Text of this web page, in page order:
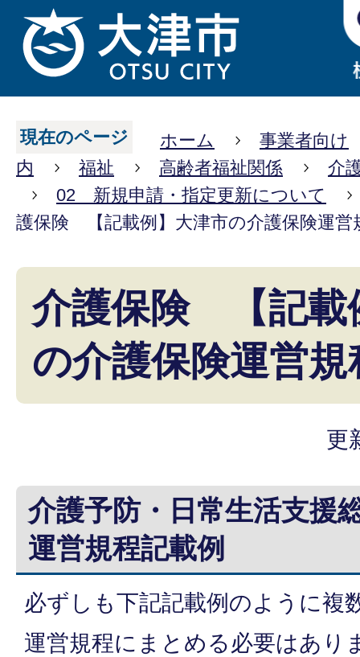
現在のページ ホーム
事業者向け
内
福祉 高齢者福祉関係
介
02 新規申請・指定更新について
護保険 【記載例】大津市の介護保険運営
介護保険 【記載
の介護保険運営規
更
介護予防・日常生活支援
運営規程記載例
必ずしも下記記載例のように複
運営規程にまとめる必要はあり